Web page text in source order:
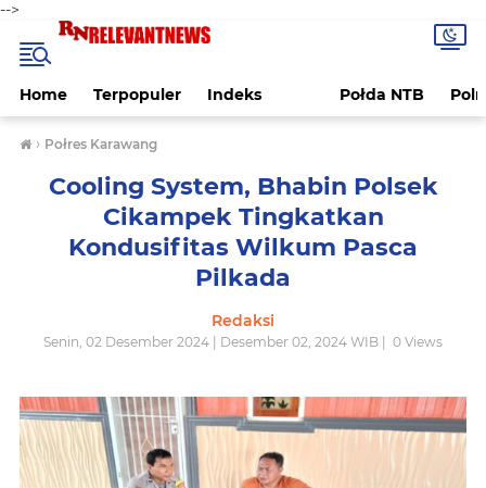
-->
Home Terpopuler Indeks Połda NTB
› Połres Karawang
Cooling System, Bhabin Polsek
Cikampek Tingkatkan
Kondusifitas Wilkum Pasca
Pilkada
Redaksi
Senin, 02 Desember 2024 | Desember 02, 2024 WIB | 0 Views